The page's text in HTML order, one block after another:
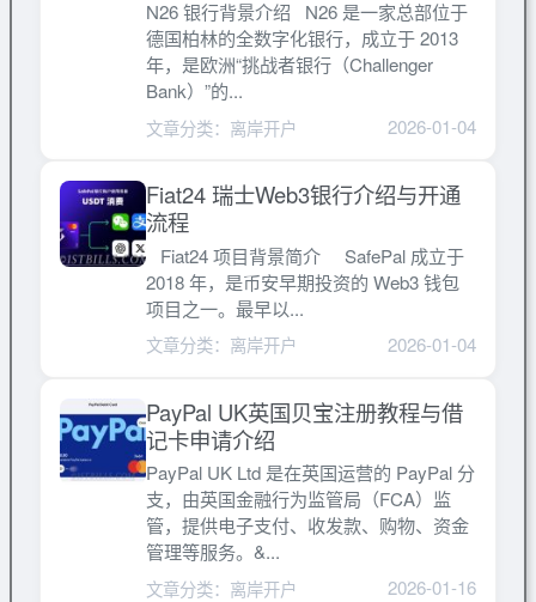
N26 银行背景介绍 N26 是一家总部位于
德国柏林的全数字化银行，成立于 2013
年，是欧洲“挑战者银行（Challenger
Bank）”的...
文章分类：离岸开户
2026-01-04
Fiat24 瑞士Web3银行介绍与开通
流程
Fiat24 项目背景简介 SafePal 成立于
2018 年，是币安早期投资的 Web3 钱包
项目之一。最早以...
文章分类：离岸开户
2026-01-04
PayPal UK英国贝宝注册教程与借
记卡申请介绍
PayPal UK Ltd 是在英国运营的 PayPal 分
支，由英国金融行为监管局（FCA）监
管，提供电子支付、收发款、购物、资金
管理等服务。&...
文章分类：离岸开户
2026-01-16